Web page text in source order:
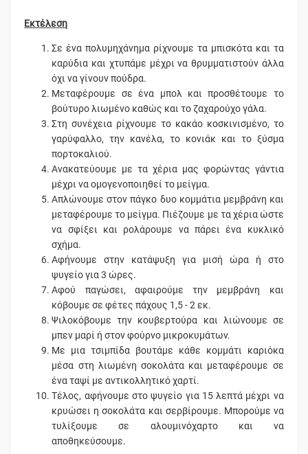
Εκτέλεση
Σε ένα πολυμηχάνημα ρίχνουμε τα μπισκότα και τα
καρύδια και χτυπάμε μέχρι να θρυμματιστούν άλλα
όχι να γίνουν πούδρα.
Μεταφέρουμε σε ένα μπολ και προσθέτουμε το
βούτυρο λιωμένο καθώς και το ζαχαρούχο γάλα.
Στη συνέχεια ρίχνουμε το κακάο κοσκινισμένο, το
γαρύφαλλο, την κανέλα, το κονιάκ και το ξύσμα
πορτοκαλιού.
Ανακατεύουμε με τα χέρια μας φορώντας γάντια
μέχρι να ομογενοποιηθεί το μείγμα.
Απλώνουμε στον πάγκο δυο κομμάτια μεμβράνη και
μεταφέρουμε το μείγμα. Πιέζουμε με τα χέρια ώστε
να σφίξει και ρολάρουμε να πάρει ένα κυκλικό
σχήμα.
Αφήνουμε στην κατάψυξη για μισή ώρα ή στο
ψυγείο για 3 ώρες.
Αφού παγώσει, αφαιρούμε την μεμβράνη και
κόβουμε σε φέτες πάχους 1,5 - 2 εκ.
Ψιλοκόβουμε την κουβερτούρα και λιώνουμε σε
μπεν μαρί ή στον φούρνο μικροκυμάτων.
Με μια τσιμπίδα βουτάμε κάθε κομμάτι καριόκα
μέσα στη λιωμένη σοκολάτα και μεταφέρουμε σε
ένα ταψί με αντικολλητικό χαρτί.
Τέλος, αφήνουμε στο ψυγείο για 15 λεπτά μέχρι να
κρυώσει η σοκολάτα και σερβίρουμε. Μπορούμε να
τυλίξουμε σε αλουμινόχαρτο και να
αποθηκεύσουμε.